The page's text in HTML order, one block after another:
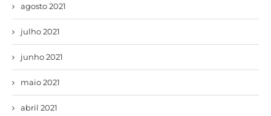
agosto 2021
julho 2021
junho 2021
maio 2021
abril 2021